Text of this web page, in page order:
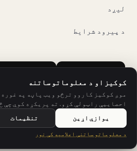
لیږد
د پیرود شرایط
د SH Sprachschule Heilbronn یوه وړاندیز.
© 2026 V-IZ
کوکیز او د معلوماتو ساتنه
موږ کوکیز کاروو ترڅو ویب پاڼه په
احصاییې راټولې کړو. ته پریکړه کوې چې
یوازې اړین
تنظیمات
د معلوماتو ساتنې اعلامیه کې نور